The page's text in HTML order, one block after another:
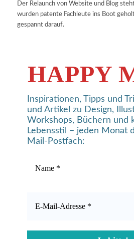
Der Relaunch von Website und Blog
wurden patente Fachleute ins Boot
gespannt darauf.
HAPPY
Inspirationen, Tipps und
und Artikel zu Design,
Workshops, Büchern und
Lebensstil – jeden Monat
Mail-Postfach: